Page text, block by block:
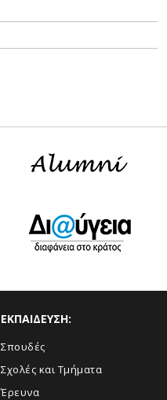
ΕΚΠΑΙΔΕΥΣΗ:
Σπουδές
Σχολές και Τμήματα
Έρευνα